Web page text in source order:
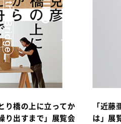
り橋の上に立ってか
り出すまで」展覧会
「近
は」展